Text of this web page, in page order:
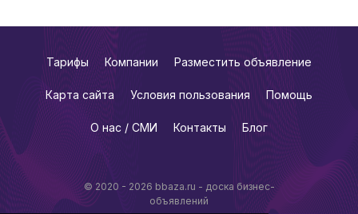
© 2020 - 2026 bbaza.ru - доска бизнес-
объявлений
Тарифы Компании Разместить объявление
Карта сайта Условия пользования Помощь
О нас / СМИ Контакты Блог